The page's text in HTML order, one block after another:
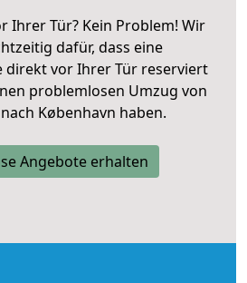
Ihrer Tür? Kein Problem! Wir
dafür, dass eine
direkt vor Ihrer Tür reserviert
problemlosen Umzug von
København haben.
Angebote erhalten